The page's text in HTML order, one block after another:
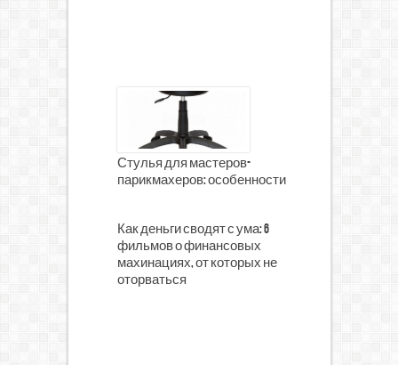
Стулья для мастеров-
парикмахеров: особенности
Как деньги сводят с ума: 6
фильмов о финансовых
махинациях, от которых не
оторваться